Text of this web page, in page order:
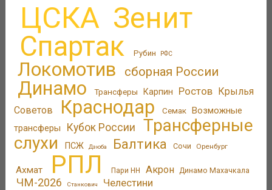
ЦСКА Зенит
Спартак Рубин РФС
Локомотив сборная России
Динамо Трансферы Карпин Ростов
Крылья
Советов
Краснодар Семак
Возможные
трансферы
Кубок России
Трансферные
слухи
ПСЖ Дзюба Балтика Сочи Оренбург
Ахмат РПЛ Пари НН Акрон Динамо Махачкала
ЧМ-2026 Станкович Челестини